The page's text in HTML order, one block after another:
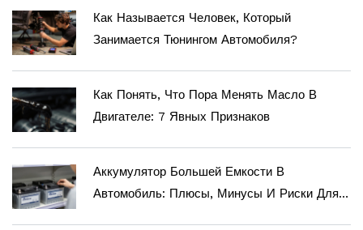
Как Называется Человек, Который
Занимается Тюнингом Автомобиля?
Как Понять, Что Пора Менять Масло В
Двигателе: 7 Явных Признаков
Аккумулятор Большей Емкости В
Автомобиль: Плюсы, Минусы И Риски Для